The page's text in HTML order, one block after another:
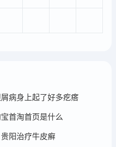
病身上起了好多疙瘩
首淘首页是什么
阳治疗牛皮癣